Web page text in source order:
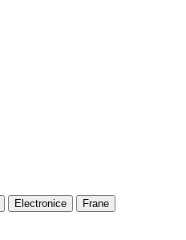
Electronice
Frane